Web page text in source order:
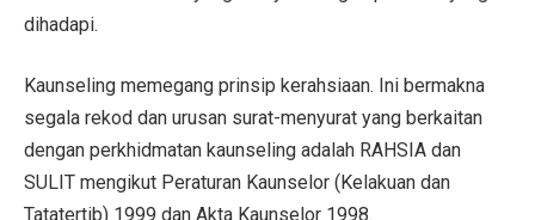
dihadapi.
Kaunseling memegang prinsip kerahsiaan. Ini bermakna
segala rekod dan urusan surat-menyurat yang berkaitan
dengan perkhidmatan kaunseling adalah RAHSIA dan
SULIT mengikut Peraturan Kaunselor (Kelakuan dan
Tatatertib) 1999 dan Akta Kaunselor 1998.